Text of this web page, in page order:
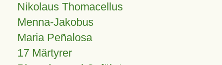
Nikolaus Thomacellus
Menna-Jakobus
Maria Peñalosa
17 Märtyrer